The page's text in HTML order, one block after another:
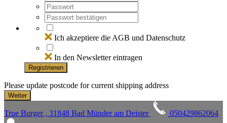
Ich akzeptiere die AGB und Datenschutz
In den Newsletter eintragen
Registrieren
Please update postcode for current shipping address
True Burger , 31848 Bad Münder am Deister
050429862064